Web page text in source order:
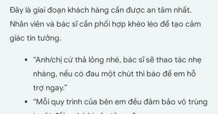
Đây là giai đoạn khách hàng cần được an tâm nhất.
Nhân viên và bác sĩ cần phối hợp khéo léo để tạo cảm
giác tin tưởng.
“Anh/chị cứ thả lỏng nhé, bác sĩ sẽ thao tác nhẹ
nhàng, nếu có đau một chút thì báo để em hỗ
trợ ngay.”
“Mỗi quy trình của bên em đều đảm bảo vô trùng